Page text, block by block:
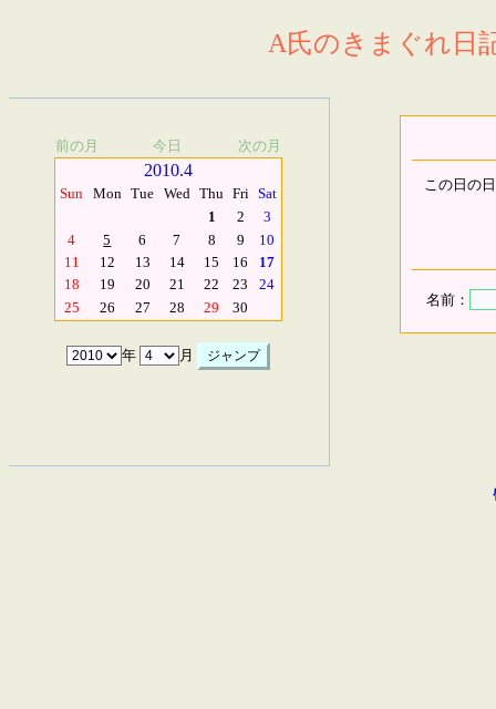
A氏のきまぐれ日
前の月 今日 次の月
2010.4
Sun Mon Tue Wed Thu Fri Sat
1
2
3
4
5 6 7 8 9
10
11
12 13 14 15 16
17
18
19 20 21 22 23
24
25
26 27 28 29 30
年 月
この日の
名前：